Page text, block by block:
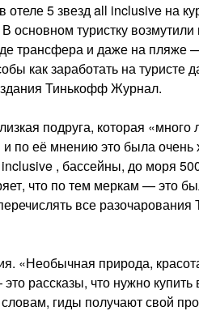
5 звезд all inclusive на
туристку возмутили
трансфера и даже на пляже
как заработать на туристе
Тинькофф Журнал.
подруга, которая «много
и по её мнению это была
, бассейны, до моря
что по тем меркам — это
все разочарования
«Необычная природа,
рассказы, что нужно купить
гиды получают свой